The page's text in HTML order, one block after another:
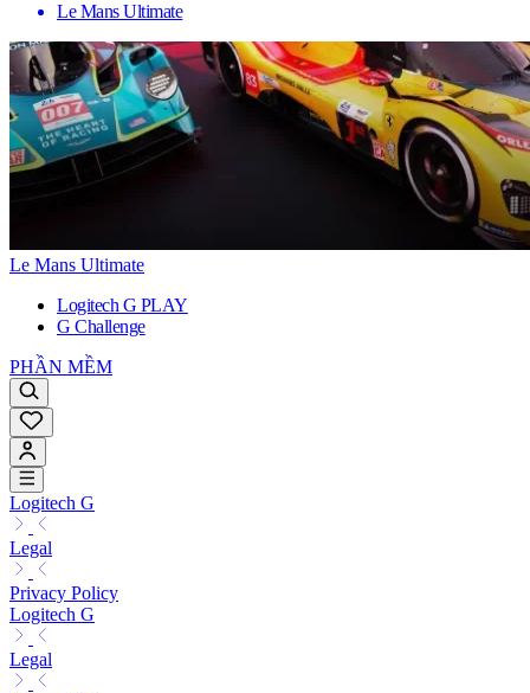
Le Mans Ultimate
Le Mans Ultimate
Logitech G PLAY
G Challenge
PHẦN MỀM
Logitech G
Legal
Privacy Policy
Logitech G
Legal